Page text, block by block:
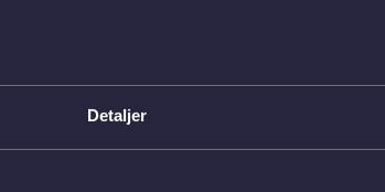
Detaljer